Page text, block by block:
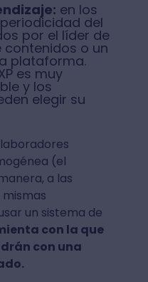
en los
del
por el líder de
contenidos o un
plataforma.
es muy
y los
elegir su
(el
a las
un sistema de
con la que
con una